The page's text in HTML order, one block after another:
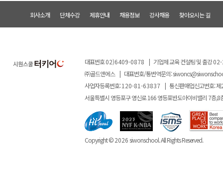
회사소개 단체수강 제휴안내 채용정보 강사채용 찾아오시는 길
대표번호02)6409-0878 | 기업체 교육 컨설팅 및 출강
㈜골드앤에스 | 대표번호/통번역문의:
사업자등록번호:120-81-63837 | 통신판매업신고번호: 제
서울특별시 영등포구 영신로 166 영등포반도아이비밸리 7층,8
Copyright ©2026siwonschool. All Rights Reserved.